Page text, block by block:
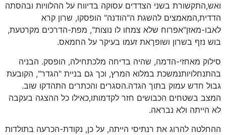
ואש,התקשורת בשני הצדדים עסוקה בדיווח על ההלוויות ובהסתה
הדדית,המאמצים להשגת ה"הודנה" הופסקו, שרון קרא
לאבו-מאזן"אפרוח שלא צמחו לו נוצות", מפת-הדרכים מקרטעת,
בוש נזף בשרון ושופךאת זעמו בעיקר על החמאס.
סילוק מאחזי-הדמה, שהיה בדיחה מלכתחילה, הופסק. הבניה
בהתנחלויותנמשכת במלוא המרץ, וכך גם בניית "הגדר", הקובעת
גבול חדש עמוק בתוך הגדה.הסגרים והכתרים התהדקו שוב.
המצב בשטחים הכבושים חזר לקדמותו,כאילו כל ההצגה בעקבה
לא הייתה ולא נבראה.
ההחלטה להרוג את רנתיסי הייתה, על כן, נקודת-הכרעה בתולדות